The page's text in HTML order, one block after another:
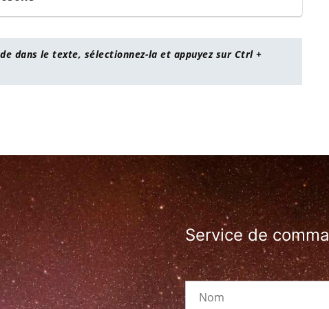
dans le texte, sélectionnez-la et appuyez sur Ctrl +
Service de